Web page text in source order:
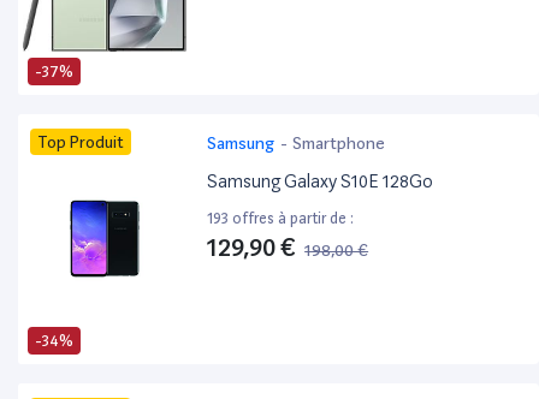
-37%
-34%
Top Produit Samsung - Smartphone
Samsung Galaxy S10E 128Go
193 offres à partir de :
129,90 € 198,00 €